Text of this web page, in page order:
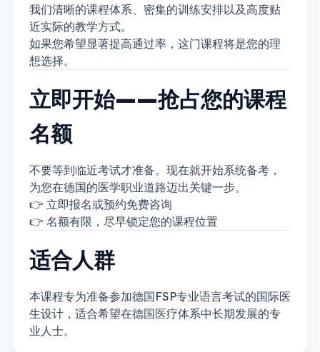
我们清晰的课程体系、密集的训练安排以及高度贴
近实际的教学方式。
如果您希望显著提高通过率，这门课程将是您的理
想选择。
立即开始——抢占您的课程
名额
不要等到临近考试才准备。现在就开始系统备考，
为您在德国的医学职业道路迈出关键一步。
👉 立即报名或预约免费咨询
👉 名额有限，尽早锁定您的课程位置
适合人群
本课程专为准备参加德国FSP专业语言考试的国际医
生设计，适合希望在德国医疗体系中长期发展的专
业人士。